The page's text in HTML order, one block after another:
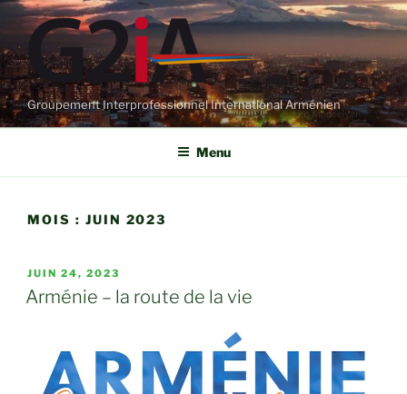
Aller
contenu
principal
Groupement Interprofessionnel International Arménien
Menu
MOIS : JUIN 2023
PUBLIÉ
LE
JUIN 24, 2023
Arménie – la route de la vie